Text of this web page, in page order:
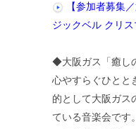
【参加者募集
ジックベル クリ
◆大阪ガス「癒し
心やすらぐひとと
的として大阪ガス
ている音楽会です